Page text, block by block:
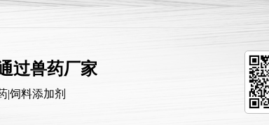
过兽药厂家
|饲料添加剂